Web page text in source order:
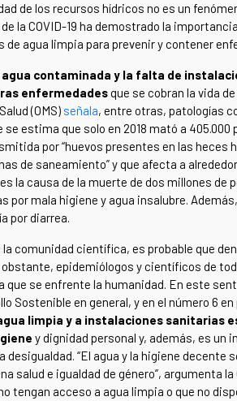
de los recursos hídricos no es un
la COVID-19 ha demostrado la
agua limpia para prevenir y contener
agua contaminada y la falta de
enfermedadesque se cobran la vida
(OMS) señala, entre otras, patologías
se estima que solo en 2018 mató a
por “huevos presentes en las heces
de saneamiento” y que afecta a
la causa de la muerte de dos millones de
por mala higiene y agua insalubre.
por diarrea.
comunidad científica, es probable que
epidemiólogos y científicos de
que se enfrente la humanidad. En este
Sostenible en general, y en el número 6
limpia y a instalaciones sanitarias
y dignidad personal y, además, es un
desigualdad. “El agua y la higiene decente
salud e igualdad de género”, argumenta
tengan acceso a agua limpia o que no